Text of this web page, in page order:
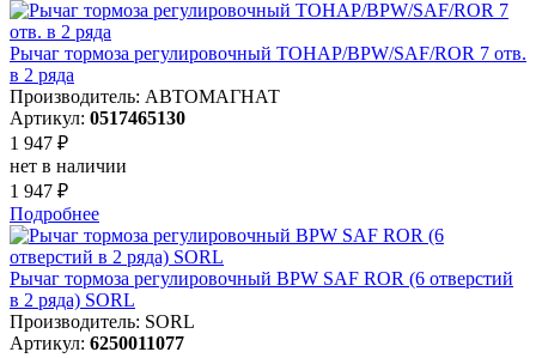
Рычаг тормоза регулировочный ТОНАР/BPW/SAF/ROR 7 отв.
в 2 ряда
Производитель: АВТОМАГНАТ
Артикул: 0517465130
1 947 ₽
нет в наличии
1 947 ₽
Подробнее
Рычаг тормоза регулировочный BPW SAF ROR (6 отверстий
в 2 ряда) SORL
Производитель: SORL
Артикул: 6250011077